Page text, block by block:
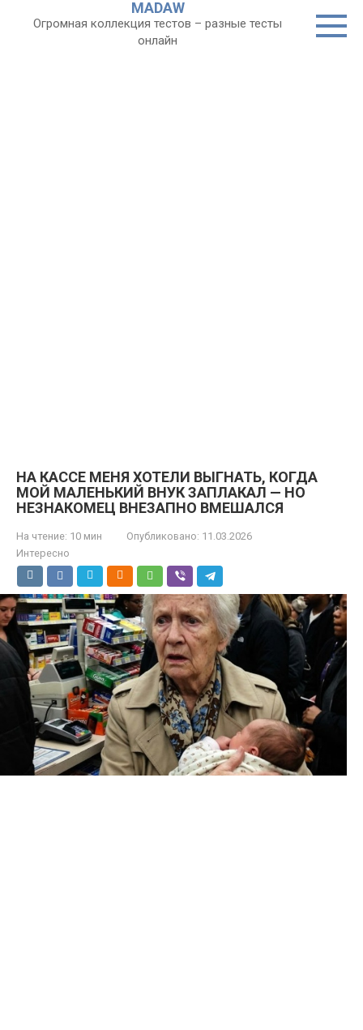
MADAW
Огромная коллекция тестов – разные тесты
онлайн
НА КАССЕ МЕНЯ ХОТЕЛИ ВЫГНАТЬ, КОГДА
МОЙ МАЛЕНЬКИЙ ВНУК ЗАПЛАКАЛ — НО
НЕЗНАКОМЕЦ ВНЕЗАПНО ВМЕШАЛСЯ
На чтение: 10 мин Опубликовано: 11.03.2026
Интересно